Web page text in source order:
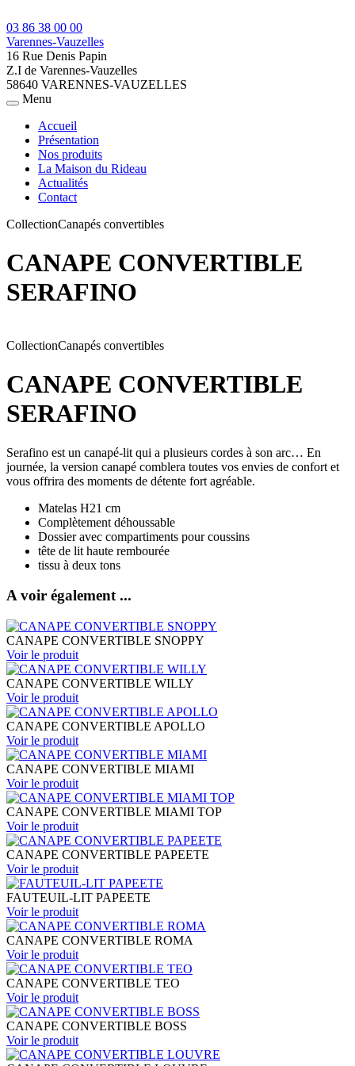
03 86 38 00 00
Varennes-Vauzelles
16 Rue Denis Papin
Z.I de Varennes-Vauzelles
58640 VARENNES-VAUZELLES
Menu
Accueil
Présentation
Nos produits
La Maison du Rideau
Actualités
Contact
CollectionCanapés convertibles
CANAPE CONVERTIBLE
SERAFINO
CollectionCanapés convertibles
CANAPE CONVERTIBLE
SERAFINO
Serafino est un canapé-lit qui a plusieurs cordes à son arc… En
journée, la version canapé comblera toutes vos envies de confort et
vous offrira des moments de détente fort agréable.
Matelas H21 cm
Complètement déhoussable
Dossier avec compartiments pour coussins
tête de lit haute rembourée
tissu à deux tons
A voir également ...
CANAPE CONVERTIBLE SNOPPY
Voir le produit
CANAPE CONVERTIBLE WILLY
Voir le produit
CANAPE CONVERTIBLE APOLLO
Voir le produit
CANAPE CONVERTIBLE MIAMI
Voir le produit
CANAPE CONVERTIBLE MIAMI TOP
Voir le produit
CANAPE CONVERTIBLE PAPEETE
Voir le produit
FAUTEUIL-LIT PAPEETE
Voir le produit
CANAPE CONVERTIBLE ROMA
Voir le produit
CANAPE CONVERTIBLE TEO
Voir le produit
CANAPE CONVERTIBLE BOSS
Voir le produit